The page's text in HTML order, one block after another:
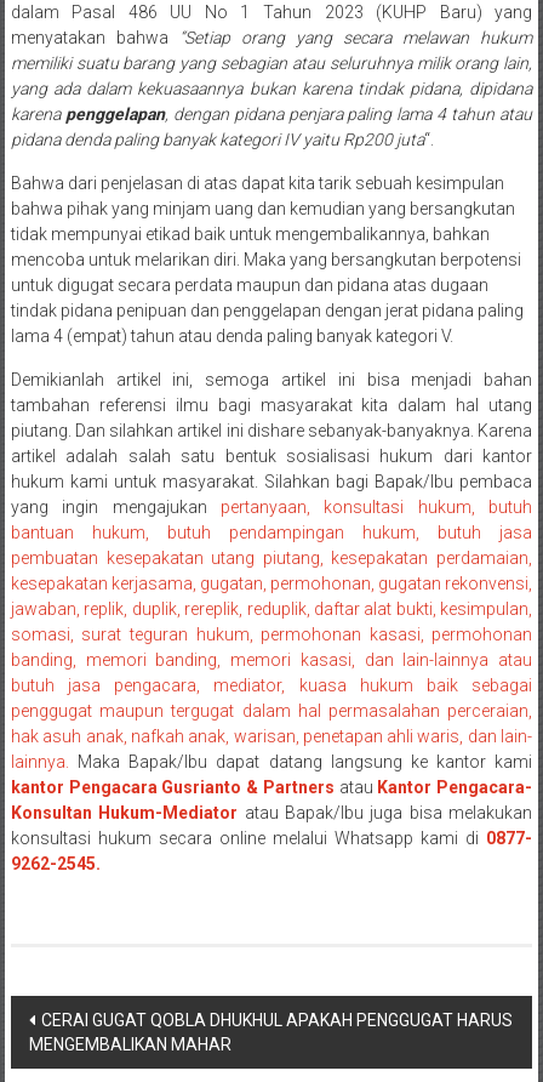
Payakumbung/
Tanjung
pati/
Sarilamak/
Hulu
Pasaman/
Kapur
Pangkalan/
Riau/
Pekanbaru/
Duri/
Dumai
Pangkal
Pinang/
Sulawesi,
NTT/
Balik
papan/
Kalimantan
Barat/
Kalimantan
Timur/
Kalimantan
Selatan/
Samarinda/Jawa
Barat/
jawa
dalam Pasal 486 UU No 1 Tahun 2023 (KUHP Baru) yang
menyatakan bahwa
“Setiap orang yang secara melawan hukum
memiliki suatu barang yang sebagian atau seluruhnya milik orang lain,
yang ada dalam kekuasaannya bukan karena tindak pidana, dipidana
karena penggelapan, dengan pidana penjara paling lama 4 tahun atau
pidana denda paling banyak kategori IV yaitu Rp200 juta“.
Bahwa dari penjelasan di atas dapat kita tarik sebuah kesimpulan
bahwa pihak yang minjam uang dan kemudian yang bersangkutan
tidak mempunyai etikad baik untuk mengembalikannya, bahkan
mencoba untuk melarikan diri. Maka yang bersangkutan berpotensi
untuk digugat secara perdata maupun dan pidana atas dugaan
tindak pidana penipuan dan penggelapan dengan jerat pidana paling
lama 4 (empat) tahun atau denda paling banyak kategori V.
Demikianlah artikel ini, semoga artikel ini bisa menjadi bahan
tambahan referensi ilmu bagi masyarakat kita dalam hal utang
piutang. Dan silahkan artikel ini dishare sebanyak-banyaknya. Karena
artikel adalah salah satu bentuk sosialisasi hukum dari kantor
hukum kami untuk masyarakat. Silahkan bagi Bapak/Ibu pembaca
yang ingin mengajukan pertanyaan, konsultasi hukum, butuh
bantuan hukum, butuh pendampingan hukum, butuh jasa
pembuatan kesepakatan utang piutang, kesepakatan perdamaian,
kesepakatan kerjasama, gugatan, permohonan, gugatan rekonvensi,
jawaban, replik, duplik, rereplik, reduplik, daftar alat bukti, kesimpulan,
somasi, surat teguran hukum, permohonan kasasi, permohonan
banding, memori banding, memori kasasi, dan lain-lainnya atau
butuh jasa pengacara, mediator, kuasa hukum baik sebagai
penggugat maupun tergugat dalam hal permasalahan perceraian,
hak asuh anak, nafkah anak, warisan, penetapan ahli waris, dan lain-
lainnya.
Maka Bapak/Ibu dapat datang langsung ke kantor kami
kantor Pengacara Gusrianto & Partners atau Kantor Pengacara-
Konsultan Hukum-Mediator atau Bapak/Ibu juga bisa melakukan
konsultasi hukum secara online melalui Whatsapp kami di 0877-
9262-2545.
Navigasi
pos
CERAI GUGAT QOBLA DHUKHUL APAKAH PENGGUGAT HARUS
MENGEMBALIKAN MAHAR